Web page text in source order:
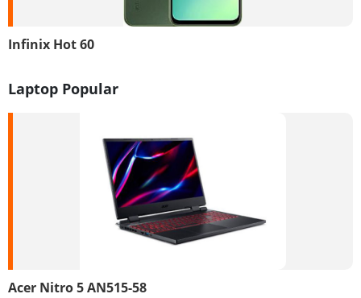
Infinix Hot 60
Laptop Popular
Acer Nitro 5 AN515-58